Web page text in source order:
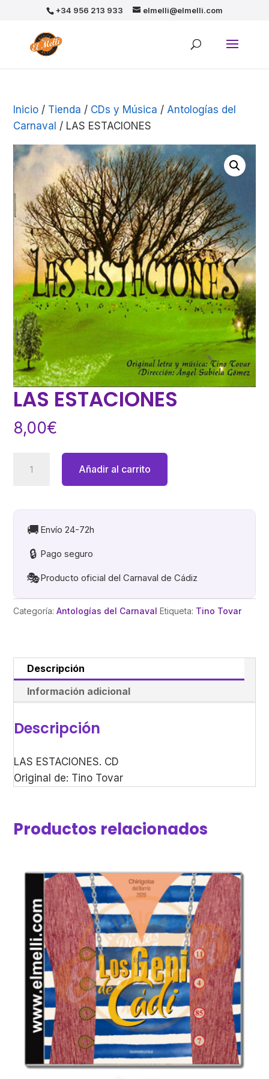
+34 956 213 933 elmelli@elmelli.com
Inicio / Tienda / CDs y Música / Antologías del
Carnaval / LAS ESTACIONES
LAS ESTACIONES
8,00€
ESTACIONES
Añadir al carrito
🚚 Envío 24-72h
🔒 Pago seguro
🎭Producto oficial del Carnaval de Cádiz
Categoría:Antologías del Carnaval Etiqueta: Tino Tovar
Descripción
Información adicional
Descripción
LAS ESTACIONES. CD
Original de: Tino Tovar
Productos relacionados